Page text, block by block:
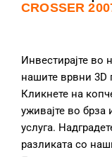
CROSSER
Инвестирајте во
нашите врвни
Кликнете на
уживајте во
услуга.
разликата со